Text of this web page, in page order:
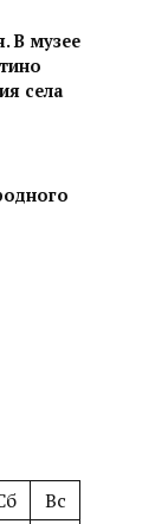
В музее
села
Вс